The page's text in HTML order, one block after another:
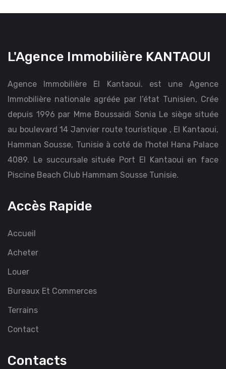
L'Agence Immobilière KANTAOUI
Agence Immobilière El Kantaoui. est une Agence
Immobilière nationale agréée par l’état Tunisien, Crée
depuis 1996 par Mme Boussaidi Sonia Le siège située
au boulevard 14 Janvier route touristique , El Kantaoui,
Hamman Sousse, Tunisie à coté de l'hotel Hana Palace
4089. Le succursale située Port El Kantaoui en face
Piscine Beach Club Hammam Sousse Tunisie.
Accès Rapide
Accueil
Acheter
Louer
Bureaux Et Commerces
Terrains
Contact
Contacts